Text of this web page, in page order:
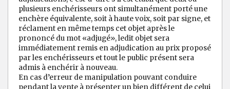
plusieurs enchérisseurs ont simultanément porté une
enchère équivalente, soit à haute voix, soit par signe, et
réclament en même temps cet objet après le
prononcé du mot «adjugé», ledit objet sera
immédiatement remis en adjudication au prix proposé
par les enchérisseurs et tout le public présent sera
admis à enchérir à nouveau.
En cas d’erreur de manipulation pouvant conduire
pendant la vente à présenter un bien différent de celui